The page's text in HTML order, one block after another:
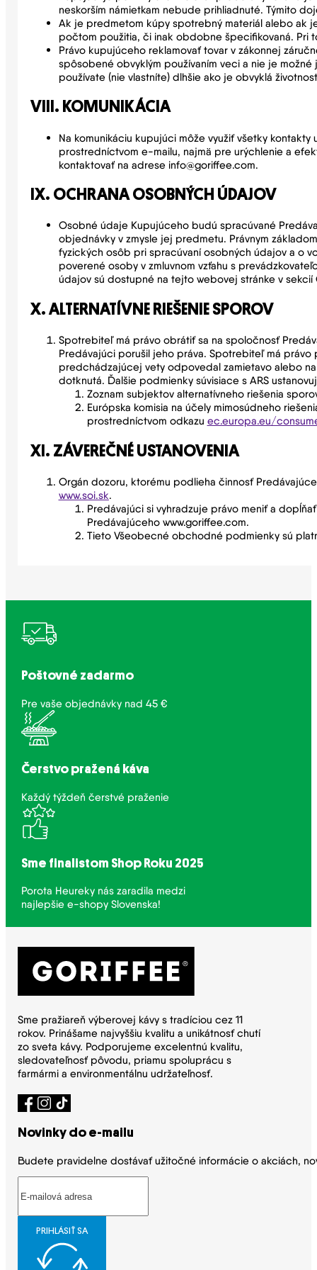
neskorším námietkam nebude prihliadnuté. Týmito
Ak je predmetom kúpy spotrebný materiál alebo ak
počtom použitia, či inak obdobne špecifikovaná. Pri
Právo kupujúceho reklamovať tovar v zákonnej
spôsobené obvyklým používaním veci a nie je
používate (nie vlastníte) dlhšie ako je obvyklá
VIII. KOMUNIKÁCIA
Na komunikáciu kupujúci môže využiť všetky
prostredníctvom e-mailu, najmä pre urýchlenie a
kontaktovať na adrese info@goriffee.com.
IX. OCHRANA OSOBNÝCH ÚDAJOV
Osobné údaje Kupujúceho budú spracúvané
objednávky v zmysle jej predmetu. Právnym
fyzických osôb pri spracúvaní osobných údajov a o
poverené osoby v zmluvnom vzťahu s
údajov sú dostupné na tejto webovej stránke v
X. ALTERNATÍVNE RIEŠENIE SPOROV
Spotrebiteľ má právo obrátiť sa na spoločnosť
Predávajúci porušil jeho práva. Spotrebiteľ má právo
predchádzajúcej vety odpovedal zamietavo alebo
dotknutá. Ďalšie podmienky súvisiace s ARS
Zoznam subjektov alternatívneho riešenia
Európska komisia na účely mimosúdneho
prostredníctvom odkazu ec.europa.eu/
XI. ZÁVEREČNÉ USTANOVENIA
Orgán dozoru, ktorému podlieha činnosť
www.soi.sk.
Predávajúci si vyhradzuje právo meniť a
Predávajúceho www.goriffee.com.
Tieto Všeobecné obchodné podmienky sú
Poštovné zadarmo
Pre vaše objednávky nad 45 €
Čerstvo pražená káva
Každý týždeň čerstvé praženie
Sme finalistom Shop Roku 2025
Porota Heureky nás zaradila medzi
najlepšie e-shopy Slovenska!
Sme pražiareň výberovej kávy s tradíciou cez 11
rokov. Prinášame najvyššiu kvalitu a unikátnosť chutí
zo sveta kávy. Podporujeme excelentnú kvalitu,
sledovateľnosť pôvodu, priamu spoluprácu s
farmármi a environmentálnu udržateľnosť.
Novinky do e-mailu
Budete pravidelne dostávať užitočné informácie o akciách,
PRIHLÁSIŤ SA